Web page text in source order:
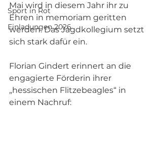
Sport in Rot
Einladungen 2026
Mai wird in diesem Jahr ihr zu
Ehren in memoriam geritten
werden. Das Jagdkollegium setzt
sich stark dafür ein.
Florian Gindert erinnert an die
engagierte Förderin ihrer
„hessischen Flitzebeagles“ in
einem Nachruf: